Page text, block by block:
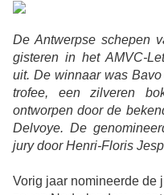
De Antwerpse schepen
gisteren in het AMVC-
uit. De winnaar was
trofee, een zilveren
ontworpen door de
Delvoye. De
jury door Henri-Floris
Vorig jaar nomineerde de